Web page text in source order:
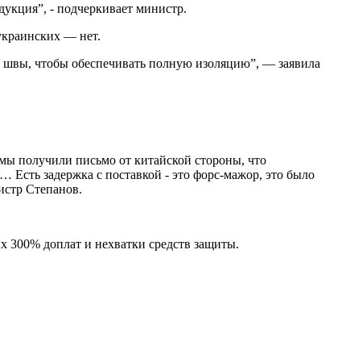
- подчеркивает министр.
— нет.
чтобы обеспечивать полную изоляцию”, — заявила
получили письмо от китайской стороны, что
Есть задержка с поставкой - это форс-мажор, это было
Степанов.
доплат и нехватки средств защиты.